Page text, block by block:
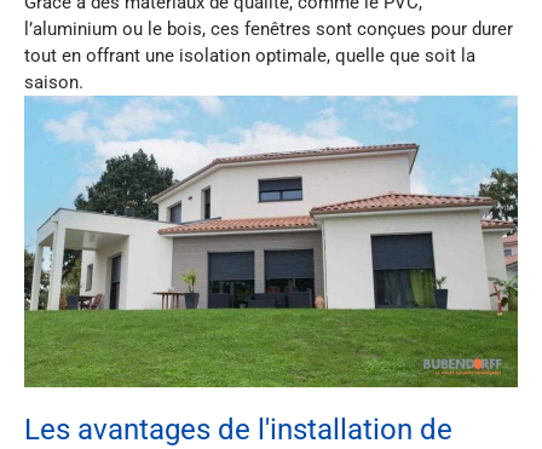
l’aluminium ou le bois, ces fenêtres sont conçues pour durer
tout en offrant une isolation optimale, quelle que soit la
saison.
Les avantages de l'installation de